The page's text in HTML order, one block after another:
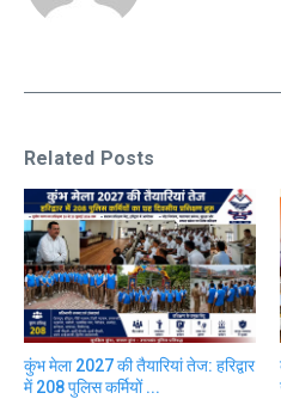
Related Posts
कुंभ मेला 2027 की तैयारियां तेज: हरिद्वार
में 208 पुलिस कर्मियों ...